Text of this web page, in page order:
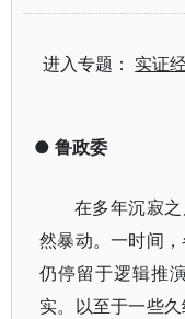
进入专题： 实证
● 鲁政委
在多年沉寂
然暴动。一时间
仍停留于逻辑推
实。以至于一些